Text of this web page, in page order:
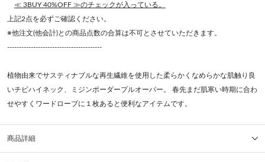
≪ 3BUY 40%OFF ≫のチェックが入っている。
上記2点を必ずご確認ください。
※他注文(他会計)との商品点数の合算は不可とさせていただきます。
----------------------------------------
植物由来でサスティナブルな再生繊維を使用した柔らかくなめらかな肌触り良
いチビハイネック、ミジンボーダープルオーバー。 春先まだ肌寒い時期に合わ
せやすくワードローブに１枚あると便利なアイテムです。
商品詳細